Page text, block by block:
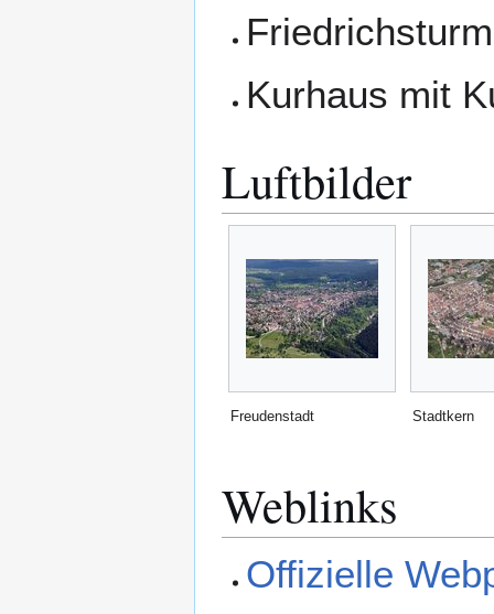
Friedrichsturm
Kurhaus mit
Luftbilder
Freudenstadt Stadtkern
Weblinks
Offizielle